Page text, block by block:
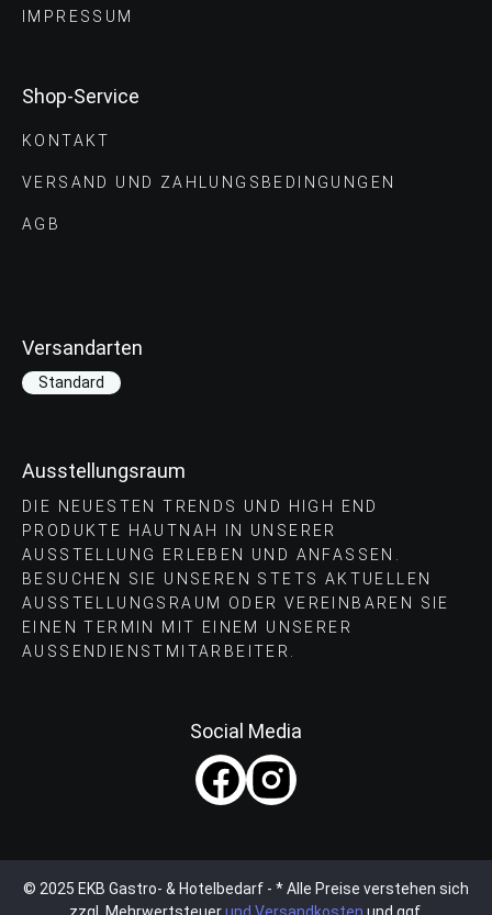
IMPRESSUM
Shop-Service
KONTAKT
VERSAND UND ZAHLUNGS­BEDINGUNGEN
AGB
Versandarten
Standard
Ausstellungsraum
DIE NEUESTEN TRENDS UND HIGH END
PRODUKTE HAUTNAH IN UNSERER
AUSSTELLUNG ERLEBEN UND ANFASSEN.
BESUCHEN SIE UNSEREN STETS AKTUELLEN
AUSSTELLUNGSRAUM ODER VEREINBAREN SIE
EINEN TERMIN MIT EINEM UNSERER
AUSSENDIENSTMITARBEITER.
Social Media
© 2025 EKB Gastro- & Hotelbedarf - * Alle Preise verstehen sich